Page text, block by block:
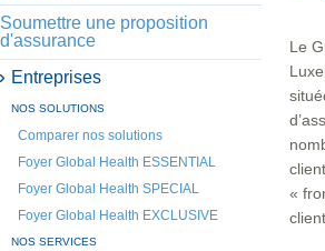
Soumettre une proposition
d'assurance
Entreprises
NOS SOLUTIONS
Comparer nos solutions
Foyer Global Health ESSENTIAL
Foyer Global Health SPECIAL
Foyer Global Health EXCLUSIVE
NOS SERVICES
Le
«